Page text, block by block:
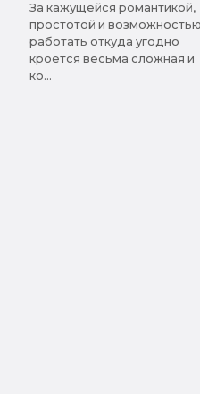
За кажущейся романтикой,
простотой и возможностью
работать откуда угодно
кроется весьма сложная и
ко...